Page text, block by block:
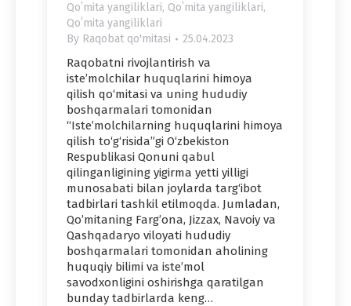
Qoʻmita yangiliklari, Qoʻmita yangiliklari,
Qoʻmita yangiliklari
By Raqobat qo'mitasi 25.04.2023
Raqobatni rivojlantirish va
iste’molchilar huquqlarini himoya
qilish qo‘mitasi va uning hududiy
boshqarmalari tomonidan
“Iste’molchilarning huquqlarini himoya
qilish to‘g‘risida”gi O‘zbekiston
Respublikasi Qonuni qabul
qilinganligining yigirma yetti yilligi
munosabati bilan joylarda targ‘ibot
tadbirlari tashkil etilmoqda. Jumladan,
Qo’mitaning Farg’ona, Jizzax, Navoiy va
Qashqadaryo viloyati hududiy
boshqarmalari tomonidan aholining
huquqiy bilimi va iste’mol
savodxonligini oshirishga qaratilgan
bunday tadbirlarda keng…